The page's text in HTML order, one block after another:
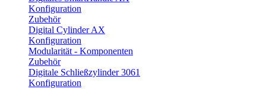
Konfiguration
Zubehör
Digital Cylinder AX
Konfiguration
Modularität - Komponenten
Zubehör
Digitale Schließzylinder 3061
Konfiguration